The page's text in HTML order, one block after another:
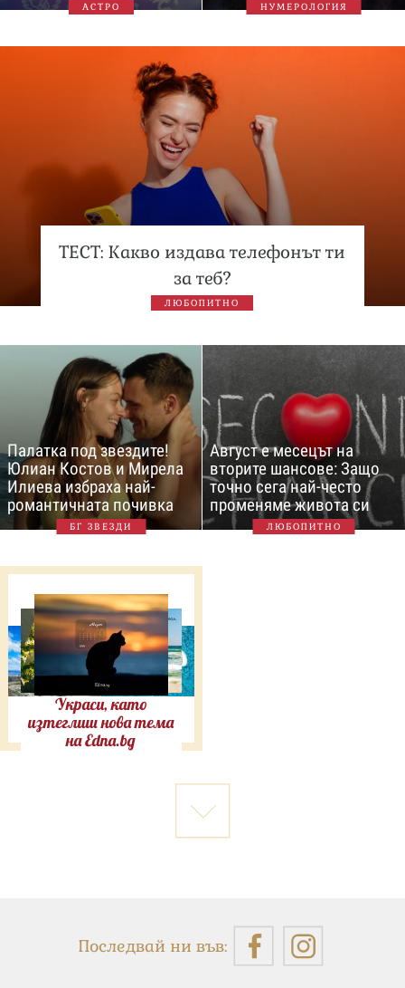
АСТРО НУМЕРОЛОГИЯ
ТЕСТ: Какво издава телефонът ти
за теб?
ЛЮБОПИТНО
Палатка под звездите!
Юлиан Костов и Мирела
Илиева избраха най-
романтичната почивка
БГ ЗВЕЗДИ
Август е месецът на
вторите шансове: Защо
точно сега най-често
променяме живота си
ЛЮБОПИТНО
Украси, като
изтеглиш нова тема
на Edna.bg
Последвай ни във: